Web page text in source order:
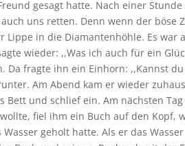
gesagt hatte. Nach einer
uns retten. Denn wenn der
Lippe in die Diamantenhöhle. Es
wieder: ,,Was ich auch für ein
Da fragte ihn ein Einhorn: ,,Kannst
Am Abend kam er wieder
und schlief ein. Am nächsten
fiel ihm ein Buch auf den Kopf,
geholt hatte. Als er das